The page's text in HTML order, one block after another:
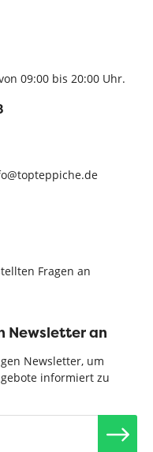
09:00 bis 20:00 Uhr.
Fragen an
Newsletter an
Newsletter, um
informiert zu